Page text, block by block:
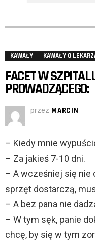
KAWAŁY KAWAŁY O
FACET W
PROWADZĄCEGO:
przez MARCIN
– Kiedy mnie
– Za jakieś 7-10 dni.
– A wcześniej się nie
sprzęt dostarczą,
– A bez pana nie
– W tym sęk, panie
chcę, by się w tym